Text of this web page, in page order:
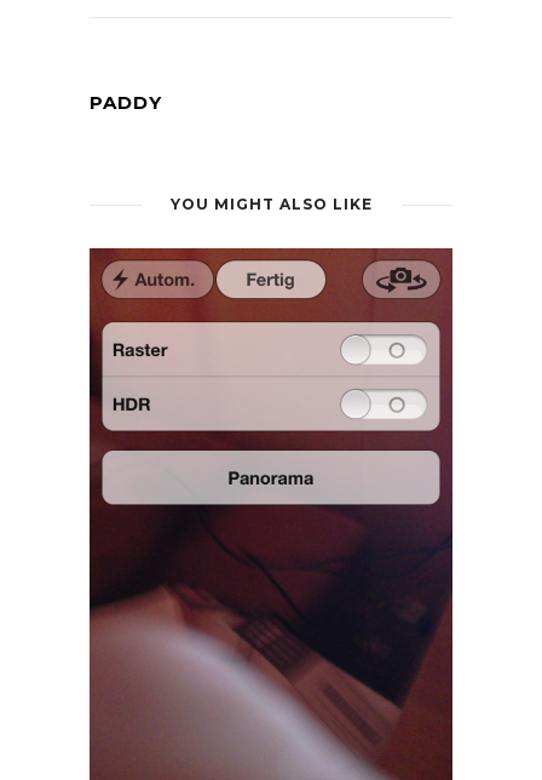
PADDY
YOU MIGHT ALSO LIKE